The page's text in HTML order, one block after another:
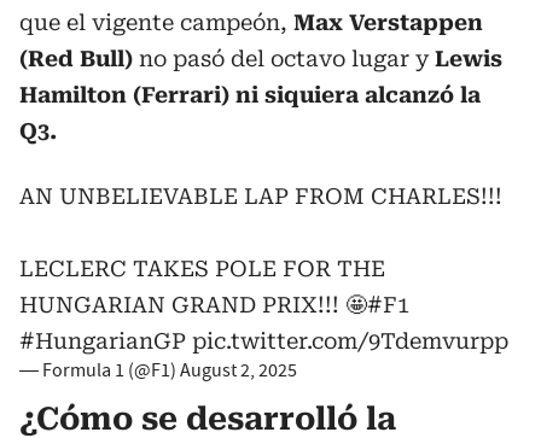
que el vigente campeón, Max Verstappen
(Red Bull) no pasó del octavo lugar yLewis
Hamilton (Ferrari) ni siquiera alcanzó la
Q3.
AN UNBELIEVABLE LAP FROM CHARLES!!!
LECLERC TAKES POLE FOR THE
HUNGARIAN GRAND PRIX!!! 🤩#F1
#HungarianGP pic.twitter.com/9Tdemvurpp
— Formula 1 (@F1) August 2, 2025
¿Cómo se desarrolló la